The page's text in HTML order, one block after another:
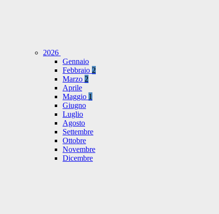
2026
Gennaio
Febbraio 2
Marzo 2
Aprile
Maggio 1
Giugno
Luglio
Agosto
Settembre
Ottobre
Novembre
Dicembre